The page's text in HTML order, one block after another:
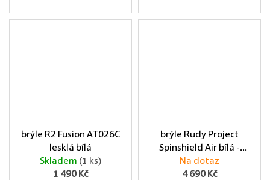
brýle R2 Fusion AT026C
lesklá bílá
Skladem (1 ks)
1 490 Kč
brýle Rudy Project
Spinshield Air bílá -
fialová
Na dotaz
4 690 Kč